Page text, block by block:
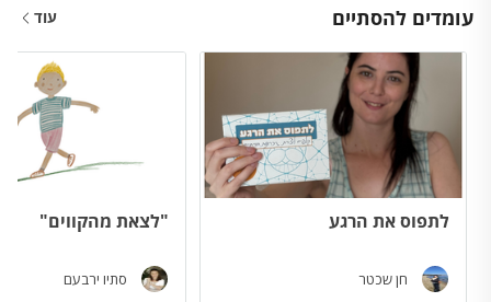
עומדים להסתיים עוד
לתפוס את הרגע
חן שכטר
"לצאת מהקווים"
סתיו ירבעם